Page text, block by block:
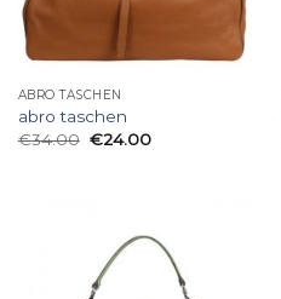
ABRO TASCHEN
abro taschen
€34.00 €24.00